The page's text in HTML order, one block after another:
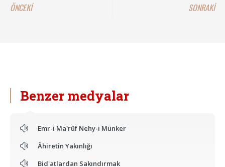
ÖNCEKİ SONRAKİ
Benzer medyalar
Emr-i Ma'rûf Nehy-i Münker
Âhiretin Yakınlığı
Bid'atlardan Sakındırmak